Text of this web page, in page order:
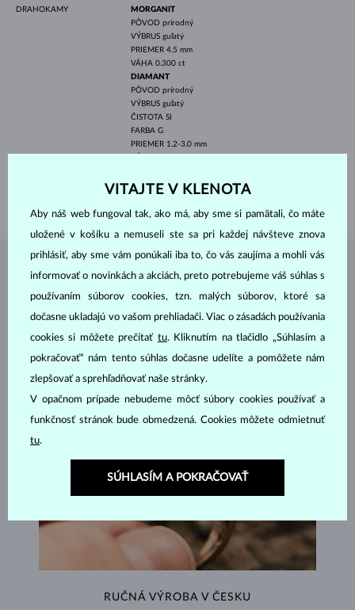
DRAHOKAMY
MORGANIT
PÔVOD prírodný
VÝBRUS guľatý
PRIEMER 4.5 mm
VÁHA 0.300 ct
DIAMANT
PÔVOD prírodný
VÝBRUS guľatý
ČISTOTA SI
FARBA G
PRIEMER 1.2-3.0 mm
ŠPERKY ZATELIÉRU KLENOTA
RUČNÁ VÝROBA V ČESKU
VITAJTE V KLENOTA
Aby náš web fungoval tak, ako má, aby sme si pamätali, čo máte
uložené v košíku a nemuseli ste sa pri každej návšteve znova
prihlásiť, aby sme vám ponúkali iba to, čo vás zaujíma a mohli vás
informovať o novinkách a akciách, preto potrebujeme váš súhlas s
používaním súborov cookies, tzn. malých súborov, ktoré sa
dočasne ukladajú vo vašom prehliadači. Viac o zásadách používania
cookies si môžete prečítať tu. Kliknutím na tlačidlo „Súhlasím a
pokračovať“ nám tento súhlas dočasne udelíte a pomôžete nám
zlepšovať a sprehľadňovať naše stránky.
V opačnom prípade nebudeme môcť súbory cookies používať a
funkčnosť stránok bude obmedzená. Cookies môžete odmietnuť
tu.
SÚHLASÍM A POKRAČOVAŤ